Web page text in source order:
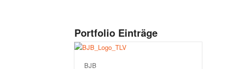
Portfolio Einträge
BJB